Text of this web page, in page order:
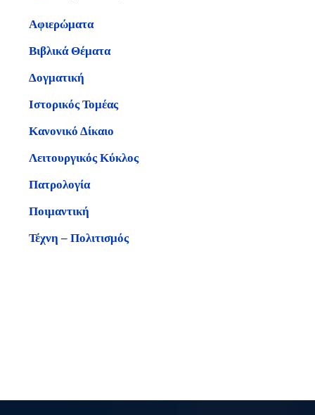
Αφιερώματα
Βιβλικά Θέματα
Δογματική
Ιστορικός Τομέας
Κανονικό Δίκαιο
Λειτουργικός Κύκλος
Πατρολογία
Ποιμαντική
Τέχνη – Πολιτισμός